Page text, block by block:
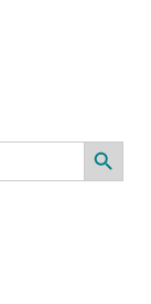
Search Button